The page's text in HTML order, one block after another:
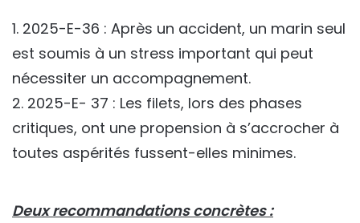
1. 2025-E-36 : Après un accident, un marin seul
est soumis à un stress important qui peut
nécessiter un accompagnement.
2. 2025-E- 37 : Les filets, lors des phases
critiques, ont une propension à s’accrocher à
toutes aspérités fussent-elles minimes.
Deux recommandations concrètes :